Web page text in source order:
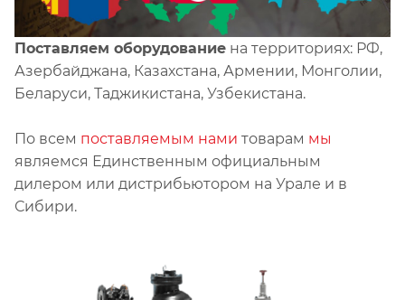
Поставляем оборудование на территориях: РФ,
Азербайджана, Казахстана, Армении, Монголии,
Беларуси, Таджикистана, Узбекистана.
По всем поставляемым нами товарам мы
являемся Единственным официальным
дилером или дистрибьютором на Урале и в
Сибири.